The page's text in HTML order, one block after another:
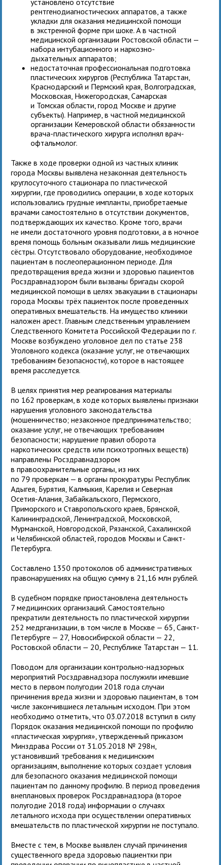
рентгенодиагностических аппаратов, а также
укладки для оказания медицинской помощи
в экстренной форме при шоке. А в частной
медицинской организации Ростовской области —
набора интубационного и наркозно-
дыхательных аппаратов;
недостаточная профессиональная подготовка
пластических хирургов (Республика Татарстан,
Краснодарский и Пермский края, Волгоградская,
Московская, Нижегородская, Самарская
и Томская области, город Москве и другие
субъекты). Например, в частной медицинской
организации Кемеровской области обязанности
врача-пластического хирурга исполнял врач-
офтальмолог.
Также в ходе проверки одной из частных клиник
города Москвы выявлена незаконная деятельность
круглосуточного стационара по пластической
хирургии, где проводились операции, в ходе которых
использовались грудные импланты, приобретаемые
врачами самостоятельно в отсутствии документов,
подтверждающих их качество. Кроме того, врачи
не имели достаточного уровня подготовки, а в ночное
время помощь больным оказывали лишь медицинские
сёстры. Отсутствовало оборудование, необходимое
пациентам в послеоперационном периоде. Для
предотвращения вреда жизни и здоровью пациентов
Росздравнадзором были вызваны бригады скорой
медицинской помощи в целях эвакуации в стационары
города Москвы трёх пациенток после проведенных
оперативных вмешательств. На имущество клиники
наложен арест. Главным следственным управлением
Следственного Комитета Российской Федерации по г.
Москве возбуждено уголовное дел по статье 238
Уголовного кодекса (оказание услуг, не отвечающих
требованиям безопасности), которое в настоящее
время расследуется.
В целях принятия мер реагирования материалы
по 162 проверкам, в ходе которых выявлены признаки
нарушения уголовного законодательства
(мошенничество; незаконное предпринимательство;
оказание услуг, не отвечающих требованиям
безопасности; нарушение правил оборота
наркотических средств или психотропных веществ)
направлены Росздравнадзором
в правоохранительные органы, из них
по 79 проверкам — в органы прокуратуры Республик
Адыгея, Бурятия, Калмыкия, Карелия и Северная
Осетия-Алания, Забайкальского, Пермского,
Приморского и Ставропольского краев, Брянской,
Калининградской, Ленинградской, Московской,
Мурманской, Новгородской, Рязанской, Сахалинской
и Челябинской областей, городов Москвы и Санкт-
Петербурга.
Составлено 1350 протоколов об административных
правонарушениях на общую сумму в 21,16 млн рублей.
В судебном порядке приостановлена деятельность
7 медицинских организаций. Самостоятельно
прекратили деятельность по пластической хирургии
252 медрганизации, в том числе в Москве — 65, Санкт-
Петербурге — 27, Новосибирской области — 22,
Ростовской области — 20, Республике Татарстан — 11.
Поводом для организации контрольно-надзорных
мероприятий Росздравнадзора послужили имевшие
место в первом полугодии 2018 года случаи
причинения вреда жизни и здоровью пациентам, в том
числе закончившиеся летальным исходом. При этом
необходимо отметить, что 03.07.2018 вступил в силу
Порядок оказания медицинской помощи по профилю
«пластическая хирургия», утвержденный приказом
Минздрава России от 31.05.2018 № 298н,
установивший требования к медицинским
организациям, выполнение которых создает условия
для безопасного оказания медицинской помощи
пациентам по данному профилю. В период проведения
внеплановых проверок Росздравнадзора (второе
полугодие 2018 года) информации о случаях
летального исхода при осуществлении оперативных
вмешательств по пластической хирургии не поступало.
Вместе с тем, в Москве выявлен случай причинения
существенного вреда здоровью пациентки при